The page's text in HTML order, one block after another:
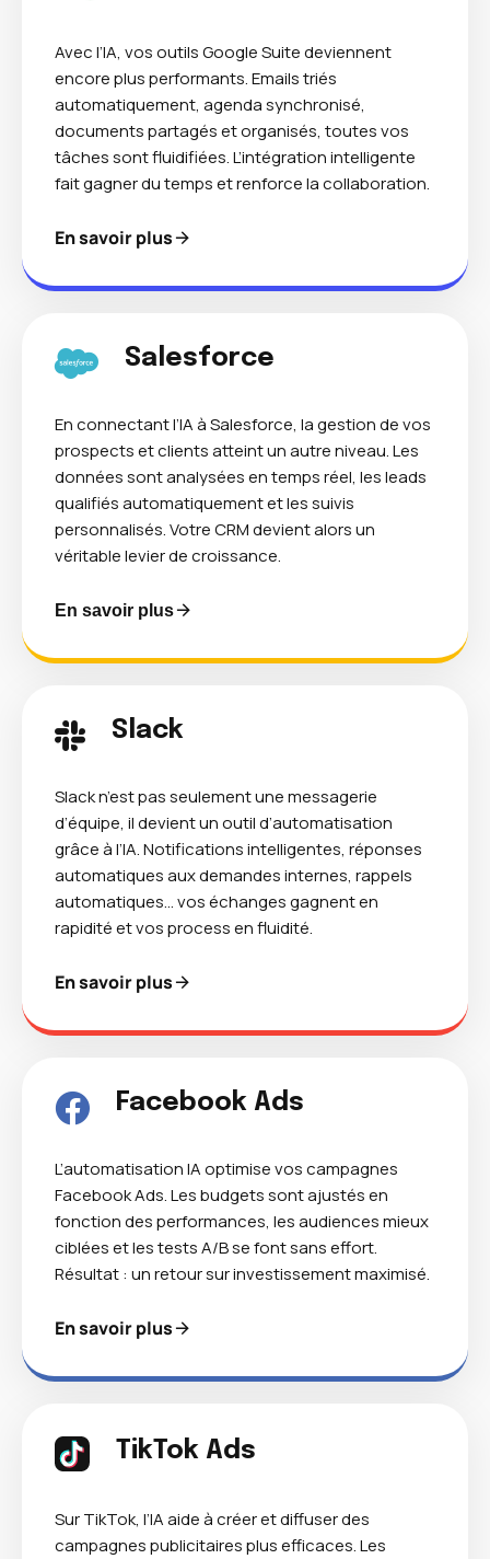
Avec l’IA, vos outils Google Suite deviennent
encore plus performants. Emails triés
automatiquement, agenda synchronisé,
documents partagés et organisés, toutes vos
tâches sont fluidifiées. L’intégration intelligente
fait gagner du temps et renforce la collaboration.
En savoir plus
Salesforce
En connectant l’IA à Salesforce, la gestion de vos
prospects et clients atteint un autre niveau. Les
données sont analysées en temps réel, les leads
qualifiés automatiquement et les suivis
personnalisés. Votre CRM devient alors un
véritable levier de croissance.
En savoir plus
Slack
Slack n’est pas seulement une messagerie
d’équipe, il devient un outil d’automatisation
grâce à l’IA. Notifications intelligentes, réponses
automatiques aux demandes internes, rappels
automatiques… vos échanges gagnent en
rapidité et vos process en fluidité.
En savoir plus
Facebook Ads
L’automatisation IA optimise vos campagnes
Facebook Ads. Les budgets sont ajustés en
fonction des performances, les audiences mieux
ciblées et les tests A/B se font sans effort.
Résultat : un retour sur investissement maximisé.
En savoir plus
TikTok Ads
Sur TikTok, l’IA aide à créer et diffuser des
campagnes publicitaires plus efficaces. Les